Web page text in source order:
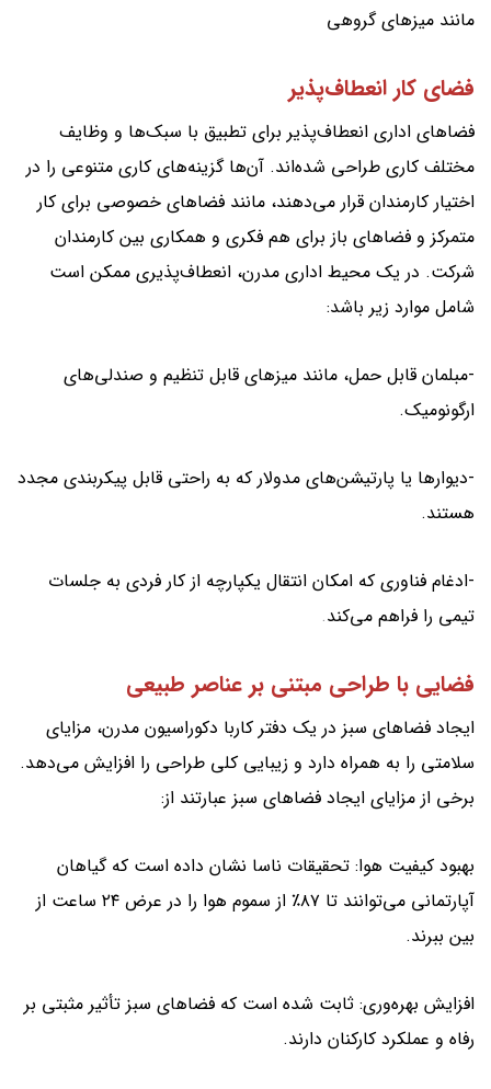
مانند میزهای گروهی
فضای کار انعطاف‌پذیر
فضاهای اداری انعطاف‌پذیر برای تطبیق با سبک‌ها و وظایف
مختلف کاری طراحی شده‌اند. آن‌ها گزینه‌های کاری متنوعی را در
اختیار کارمندان قرار می‌دهند، مانند فضاهای خصوصی برای کار
متمرکز و فضاهای باز برای هم فکری و همکاری بین کارمندان
شرکت. در یک محیط اداری مدرن، انعطاف‌پذیری ممکن است
شامل موارد زیر باشد:
-مبلمان قابل حمل، مانند میزهای قابل تنظیم و صندلی‌های
ارگونومیک.
-دیوارها یا پارتیشن‌های مدولار که به راحتی قابل پیکربندی مجدد
هستند.
-ادغام فناوری که امکان انتقال یکپارچه از کار فردی به جلسات
تیمی را فراهم می‌کند.
فضایی با طراحی مبتنی بر عناصر طبیعی
ایجاد فضاهای سبز در یک دفتر کاربا دکوراسیون مدرن، مزایای
سلامتی را به همراه دارد و زیبایی کلی طراحی را افزایش می‌دهد.
برخی از مزایای ایجاد فضاهای سبز عبارتند از:
بهبود کیفیت هوا: تحقیقات ناسا نشان داده است که گیاهان
آپارتمانی می‌توانند تا ۸۷٪ از سموم هوا را در عرض ۲۴ ساعت از
بین ببرند.
افزایش بهره‌وری: ثابت شده است که فضاهای سبز تأثیر مثبتی بر
رفاه و عملکرد کارکنان دارند.